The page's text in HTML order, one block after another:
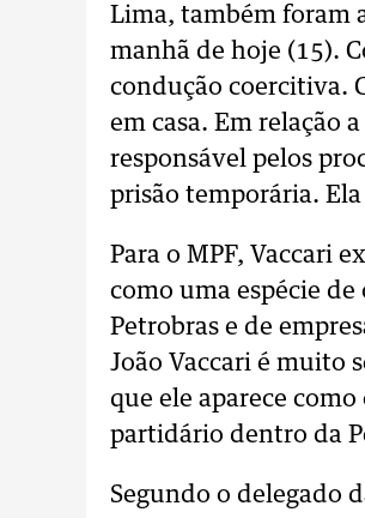
Lima, também foram
manhã de hoje (15).
condução coercitiva.
em casa. Em relação
responsável pelos
prisão temporária.
Para o MPF, Vaccari
como uma espécie
Petrobras e de
João Vaccari é muito
que ele aparece
partidário dentro da
Segundo o delegado